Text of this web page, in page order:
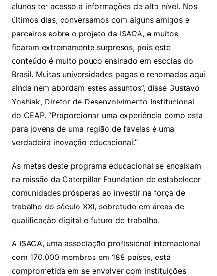
alunos ter acesso a informações de alto nível. Nos
últimos dias, conversamos com alguns amigos e
parceiros sobre o projeto da ISACA, e muitos
ficaram extremamente surpresos, pois este
conteúdo é muito pouco ensinado em escolas do
Brasil. Muitas universidades pagas e renomadas aqui
ainda nem abordam estes assuntos”, disse Gustavo
Yoshiak, Diretor de Desenvolvimento Institucional
do CEAP. “Proporcionar uma experiência como esta
para jovens de uma região de favelas é uma
verdadeira inovação educacional.”
As metas deste programa educacional se encaixam
na missão da Caterpillar Foundation de estabelecer
comunidades prósperas ao investir na força de
trabalho do século XXI, sobretudo em áreas de
qualificação digital e futuro do trabalho.
A ISACA, uma associação profissional internacional
com 170.000 membros em 188 países, está
comprometida em se envolver com instituições